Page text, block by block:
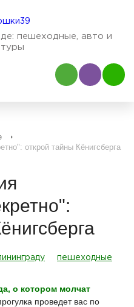
пешеходные, авто и
Наш Viber
Наш
открой тайны Кёнигсберга
пешеходные
о котором молчат
проведет вас по